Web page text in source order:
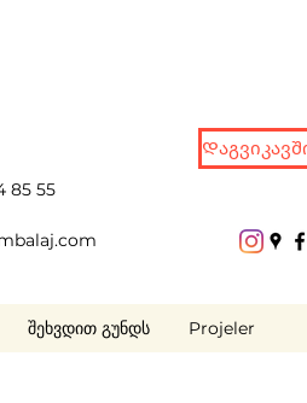
85 55
შეხვდით გუნდს Projeler